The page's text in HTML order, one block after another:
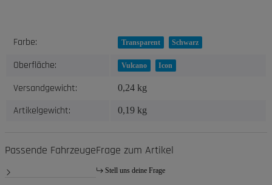
Produkteigenschaft
Wert
Farbe: Transparent Schwarz
Oberfläche: Vulcano Icon
Versandgewicht: 0,24 kg
Artikelgewicht: 0,19 kg
Passende FahrzeugeFrage zum Artikel
Stell uns deine Frage